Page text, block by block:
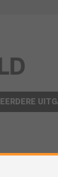
EERDERE